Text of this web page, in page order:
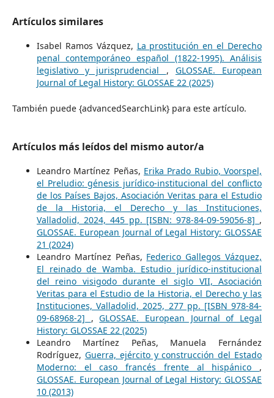
Artículos similares
Isabel Ramos Vázquez, La prostitución en el Derecho
penal contemporáneo español (1822-1995). Análisis
legislativo y jurisprudencial , GLOSSAE. European
Journal of Legal History: GLOSSAE 22 (2025)
También puede {advancedSearchLink} para este artículo.
Artículos más leídos del mismo autor/a
Leandro Martínez Peñas, Erika Prado Rubio, Voorspel,
el Preludio: génesis jurídico-institucional del conflicto
de los Países Bajos, Asociación Veritas para el Estudio
de la Historia, el Derecho y las Instituciones,
Valladolid, 2024, 445 pp. [ISBN: 978-84-09-59056-8] ,
GLOSSAE. European Journal of Legal History: GLOSSAE
21 (2024)
Leandro Martínez Peñas, Federico Gallegos Vázquez,
El reinado de Wamba. Estudio jurídico-institucional
del reino visigodo durante el siglo VII, Asociación
Veritas para el Estudio de la Historia, el Derecho y las
Instituciones, Valladolid, 2025, 277 pp. [ISBN 978-84-
09-68968-2] ,GLOSSAE. European Journal of Legal
History: GLOSSAE 22 (2025)
Leandro Martínez Peñas, Manuela Fernández
Rodríguez, Guerra, ejército y construcción del Estado
Moderno: el caso francés frente al hispánico ,
GLOSSAE. European Journal of Legal History: GLOSSAE
10 (2013)